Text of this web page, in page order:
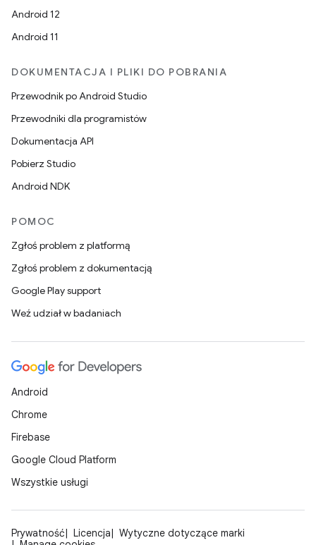
Android 12
Android 11
DOKUMENTACJA I PLIKI DO POBRANIA
Przewodnik po Android Studio
Przewodniki dla programistów
Dokumentacja API
Pobierz Studio
Android NDK
POMOC
Zgłoś problem z platformą
Zgłoś problem z dokumentacją
Google Play support
Weź udział w badaniach
Android
Chrome
Firebase
Google Cloud Platform
Wszystkie usługi
Prywatność Licencja
Wytyczne dotyczące marki